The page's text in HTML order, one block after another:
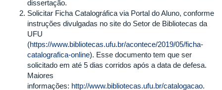
dissertação.
Solicitar Ficha Catalográfica via Portal do Aluno, conforme
instruções divulgadas no site do Setor de Bibliotecas da
UFU
(https://www.bibliotecas.ufu.br/acontece/2019/05/ficha-
catalografica-online). Esse documento tem que ser
solicitado em até 5 dias corridos após a data de defesa.
Maiores
informações: http://www.bibliotecas.ufu.br/catalogacao.